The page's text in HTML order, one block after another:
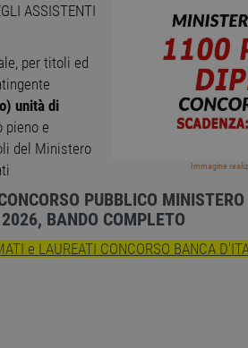
Immagine
ASSISTENTI
per titoli ed
unità di
pieno e
del Ministero
PUBBLICO
BANDO COMPLETO
e LAUREATI CONCORSO BANCA